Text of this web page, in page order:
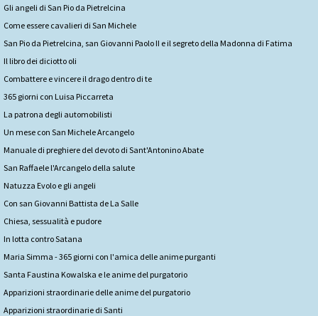
Gli angeli di San Pio da Pietrelcina
Come essere cavalieri di San Michele
San Pio da Pietrelcina, san Giovanni Paolo II e il segreto della Madonna di Fatima
Il libro dei diciotto oli
Combattere e vincere il drago dentro di te
365 giorni con Luisa Piccarreta
La patrona degli automobilisti
Un mese con San Michele Arcangelo
Manuale di preghiere del devoto di Sant'Antonino Abate
San Raffaele l'Arcangelo della salute
Natuzza Evolo e gli angeli
Con san Giovanni Battista de La Salle
Chiesa, sessualità e pudore
In lotta contro Satana
Maria Simma - 365 giorni con l'amica delle anime purganti
Santa Faustina Kowalska e le anime del purgatorio
Apparizioni straordinarie delle anime del purgatorio
Apparizioni straordinarie di Santi